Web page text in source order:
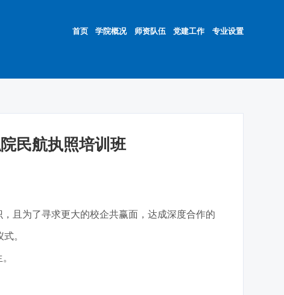
专业设置
党建工作
师资队伍
学院概况
首页
民航执照培训班
且为了寻求更大的校企共赢面，达成深度合作的
。